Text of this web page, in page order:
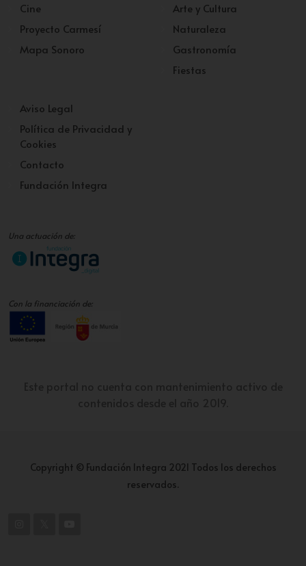
Cine
Proyecto Carmesí
Mapa Sonoro
Arte y Cultura
Naturaleza
Gastronomía
Fiestas
Aviso Legal
Política de Privacidad y
Cookies
Contacto
Fundación Integra
Una actuación de:
Con la financiación de:
Copyright © Fundación Integra 2021 Todos los derechos
reservados.